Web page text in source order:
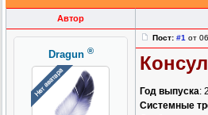
Автор
Dragun ®
Пост: #1 от
Год выпуска:
Системные